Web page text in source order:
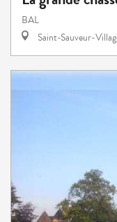
BAL
Saint-Sauveur-